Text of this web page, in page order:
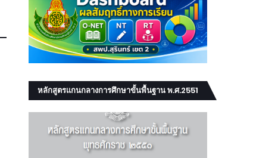
หลักสูตรแกนกลางการศึกษาขั้นพื้นฐาน พ.ศ.2551